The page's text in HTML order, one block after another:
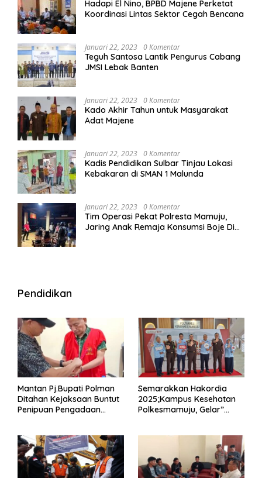
Hadapi El Nino, BPBD Majene Perketat
Koordinasi Lintas Sektor Cegah Bencana
Januari 22, 2023 0 Komentar
Teguh Santosa Lantik Pengurus Cabang
JMSI Lebak Banten
Januari 22, 2023 0 Komentar
Kado Akhir Tahun untuk Masyarakat
Adat Majene
Januari 22, 2023 0 Komentar
Kadis Pendidikan Sulbar Tinjau Lokasi
Kebakaran di SMAN 1 Malunda
Januari 22, 2023 0 Komentar
Tim Operasi Pekat Polresta Mamuju,
Jaring Anak Remaja Konsumsi Boje Di
Pendidikan
Mantan Pj.Bupati Polman
Ditahan Kejaksaan Buntut
Penipuan Pengadaan
Semarakkan Hakordia
2025;Kampus Kesehatan
Polkesmamuju, Gelar”